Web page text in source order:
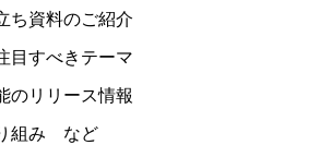
ち資料のご紹介
目すべきテーマ
のリリース情報
組み など